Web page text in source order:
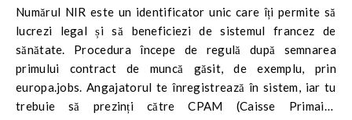
Numărul NIR este un identificator unic care îți permite să
lucrezi legal și să beneficiezi de sistemul francez de
sănătate. Procedura începe de regulă după semnarea
primului contract de muncă găsit, de exemplu, prin
europa.jobs. Angajatorul te înregistrează în sistem, iar tu
trebuie să prezinți către CPAM (Caisse Primaire